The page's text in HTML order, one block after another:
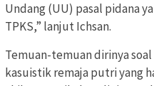
Undang (UU) pasal pidana
TPKS,” lanjut Ichsan.
Temuan-temuan dirinya
kasuistik remaja putri yang